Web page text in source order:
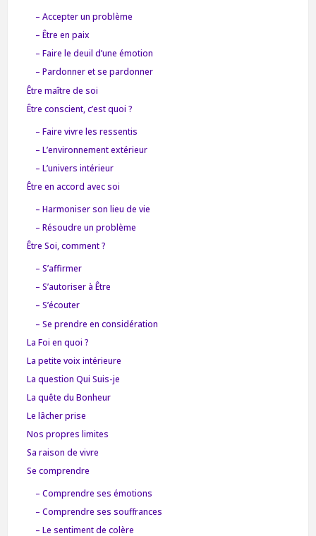
– Accepter un problème
– Être en paix
– Faire le deuil d’une émotion
– Pardonner et se pardonner
Être maître de soi
Être conscient, c’est quoi ?
– Faire vivre les ressentis
– L’environnement extérieur
– L’univers intérieur
Être en accord avec soi
– Harmoniser son lieu de vie
– Résoudre un problème
Être Soi, comment ?
– S’affirmer
– S’autoriser à Être
– S’écouter
– Se prendre en considération
La Foi en quoi ?
La petite voix intérieure
La question Qui Suis-je
La quête du Bonheur
Le lâcher prise
Nos propres limites
Sa raison de vivre
Se comprendre
– Comprendre ses émotions
– Comprendre ses souffrances
– Le sentiment de colère